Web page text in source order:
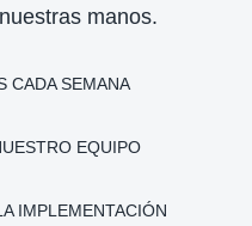
manos.
CADA SEMANA
EQUIPO
IMPLEMENTACIÓN